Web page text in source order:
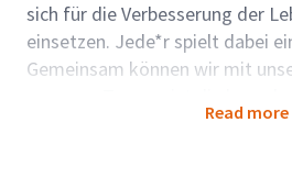
sich für die Verbesserung der
einsetzen. Jede*r spielt dabei
Gemeinsam können wir mit
Herausforderungen der Welt
Read more